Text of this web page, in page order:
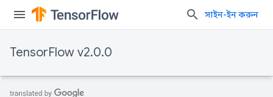
সাইন-ইন করুন
TensorFlow v2.0.0